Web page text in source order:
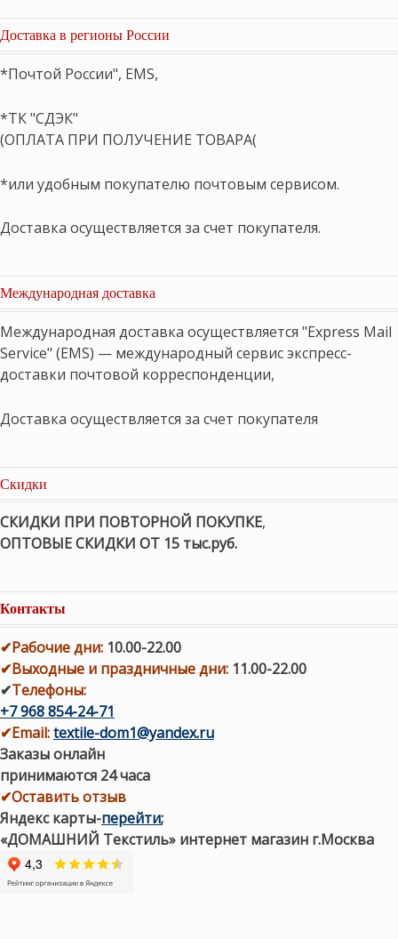
Доставка в регионы России
*Почтой России", EMS,
*ТК "СДЭК"
(ОПЛАТА ПРИ ПОЛУЧЕНИЕ ТОВАРА(
*или удобным покупателю почтовым сервисом.
Доставка осуществляется за счет покупателя.
Международная доставка
Международная доставка осуществляется "Express Mail
Service" (EMS) — международный сервис экспресс-
доставки почтовой корреспонденции,
Доставка осуществляется за счет покупателя
Скидки
СКИДКИ ПРИ ПОВТОРНОЙ ПОКУПКЕ,
ОПТОВЫЕ СКИДКИ ОТ 15 тыс.руб.
Контакты
✔Рабочие дни: 10.00-22.00
✔Выходные и праздничные дни: 11.00-22.00
✔Телефоны:
+7 968 854-24-71
✔Email:textile-dom1@yandex.ru
Заказы онлайн
принимаются 24 часа
✔Оставить отзыв
Яндекс карты-перейти;
«ДОМАШНИЙ Текстиль» интернет магазин г.Москва